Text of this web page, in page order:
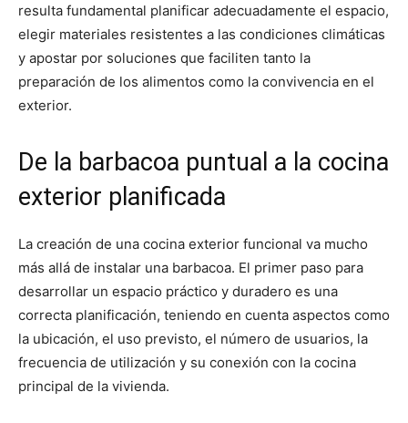
resulta fundamental planificar adecuadamente el espacio,
elegir materiales resistentes a las condiciones climáticas
y apostar por soluciones que faciliten tanto la
preparación de los alimentos como la convivencia en el
exterior.
De la barbacoa puntual a la cocina
exterior planificada
La creación de una cocina exterior funcional va mucho
más allá de instalar una barbacoa. El primer paso para
desarrollar un espacio práctico y duradero es una
correcta planificación, teniendo en cuenta aspectos como
la ubicación, el uso previsto, el número de usuarios, la
frecuencia de utilización y su conexión con la cocina
principal de la vivienda.